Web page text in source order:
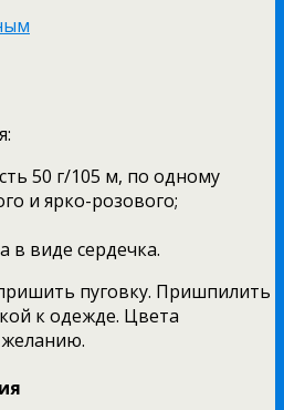
50 г/105 м, по одному
и ярко-розового;
в виде сердечка.
пуговку. Пришпилить
к одежде. Цвета